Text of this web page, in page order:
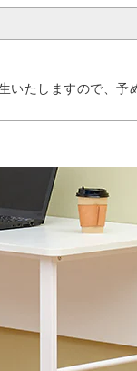
いたしますので、予